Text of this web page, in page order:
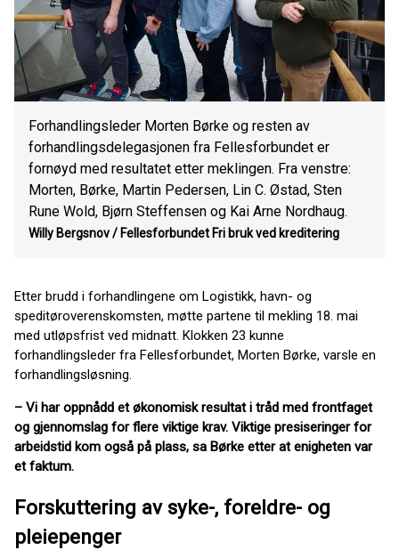
Forhandlingsleder Morten Børke og resten av
forhandlingsdelegasjonen fra Fellesforbundet er
fornøyd med resultatet etter meklingen. Fra venstre:
Morten, Børke, Martin Pedersen, Lin C. Østad, Sten
Rune Wold, Bjørn Steffensen og Kai Arne Nordhaug.
Willy Bergsnov / Fellesforbundet Fri bruk ved kreditering
Etter brudd i forhandlingene om Logistikk, havn- og
speditøroverenskomsten, møtte partene til mekling 18. mai
med utløpsfrist ved midnatt. Klokken 23 kunne
forhandlingsleder fra Fellesforbundet, Morten Børke, varsle en
forhandlingsløsning.
– Vi har oppnådd et økonomisk resultat i tråd med frontfaget
og gjennomslag for flere viktige krav. Viktige presiseringer for
arbeidstid kom også på plass, sa Børke etter at enigheten var
et faktum.
Forskuttering av syke-, foreldre- og
pleiepenger